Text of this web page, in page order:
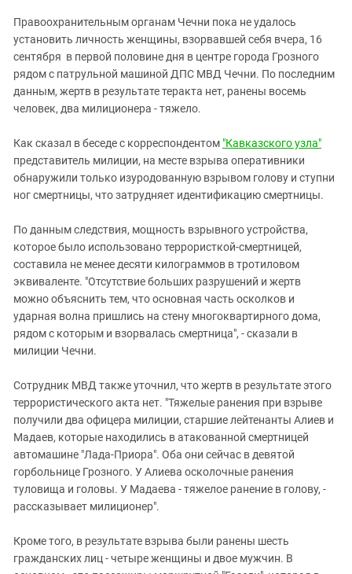
КАВКАЗ ЗА ПАЛЕСТИНУ
ИНАКОМЫСЛИЕ В ЧЕЧНЕ
ПРЕСЛЕДОВАНИЕ АКТИВИСТОВ
МОБИЛИЗАЦИЯ И ПРОТЕСТЫ
Ингушетия
Кабардино-Балкария
Калмыкия
Карачаево-Черкесия
Нагорный Карабах
Российская Федерация
Северная Осетия - Алания
СКФО
Ставропольский край
Чечня
Южная Осетия
Южный Кавказ
Правоохранительным органам Чечни пока не удалось
установить личность женщины, взорвавшей себя вчера, 16
сентября в первой половине дня в центре города Грозного
рядом с патрульной машиной ДПС МВД Чечни. По последним
данным, жертв в результате теракта нет, ранены восемь
человек, два милиционера - тяжело.
Как сказал в беседе с корреспондентом "Кавказского узла"
представитель милиции, на месте взрыва оперативники
обнаружили только изуродованную взрывом голову и ступни
ног смертницы, что затрудняет идентификацию смертницы.
По данным следствия, мощность взрывного устройства,
которое было использовано террористкой-смертницей,
составила не менее десяти килограммов в тротиловом
эквиваленте. "Отсутствие больших разрушений и жертв
можно объяснить тем, что основная часть осколков и
ударная волна пришлись на стену многоквартирного дома,
рядом с которым и взорвалась смертница", - сказали в
милиции Чечни.
Сотрудник МВД также уточнил, что жертв в результате этого
террористического акта нет. "Тяжелые ранения при взрыве
получили два офицера милиции, старшие лейтенанты Алиев и
Мадаев, которые находились в атакованной смертницей
автомашине "Лада-Приора". Оба они сейчас в девятой
горбольнице Грозного. У Алиева осколочные ранения
туловища и головы. У Мадаева - тяжелое ранение в голову, -
рассказывает милиционер".
Кроме того, в результате взрыва были ранены шесть
гражданских лиц - четыре женщины и двое мужчин. В